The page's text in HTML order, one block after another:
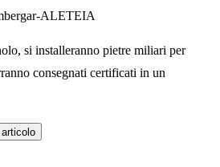
ALETEIA
si installeranno pietre miliari per
consegnati certificati in un